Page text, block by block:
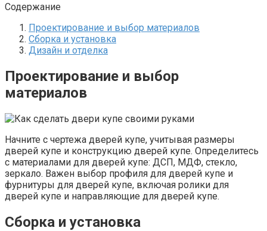
Содержание
Проектирование и выбор материалов
Сборка и установка
Дизайн и отделка
Проектирование и выбор
материалов
Начните с чертежа дверей купе, учитывая размеры
дверей купе и конструкцию дверей купе. Определитесь
с материалами для дверей купе: ДСП, МДФ, стекло,
зеркало. Важен выбор профиля для дверей купе и
фурнитуры для дверей купе, включая ролики для
дверей купе и направляющие для дверей купе.
Сборка и установка